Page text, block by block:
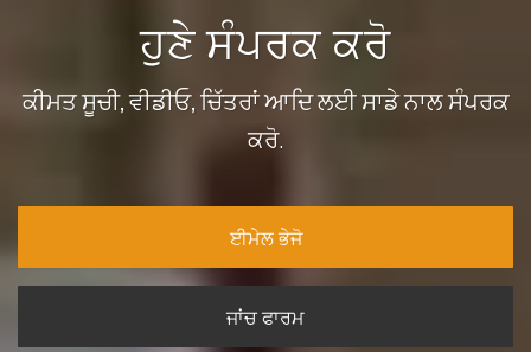
ਹੁਣੇ ਸੰਪਰਕ ਕਰੋ
ਕੀਮਤ ਸੂਚੀ, ਵੀਡੀਓ, ਚਿੱਤਰਾਂ ਆਦਿ ਲਈ ਸਾਡੇ ਨਾਲ ਸੰਪਰਕ
ਕਰੋ.
ਈਮੇਲ ਭੇਜੋ
ਜਾਂਚ ਫਾਰਮ